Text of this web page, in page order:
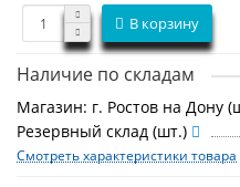
В корзину
Наличие по складам
Магазин: г. Ростов на Дону
Резервный склад (шт.)
Смотреть характеристики товара